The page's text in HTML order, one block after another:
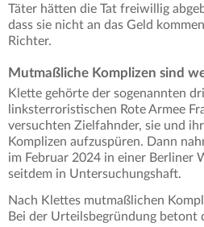
Täter hätten die Tat freiwillig
dass sie nicht an das Geld
Richter.
Mutmaßliche Komplizen sind
Klette gehörte der sogenannten
linksterroristischen Rote Armee
versuchten Zielfahnder, sie und
Komplizen aufzuspüren. Dann
im Februar 2024 in einer Berliner
seitdem in Untersuchungshaft.
Nach Klettes mutmaßlichen
Bei der Urteilsbegründung betont